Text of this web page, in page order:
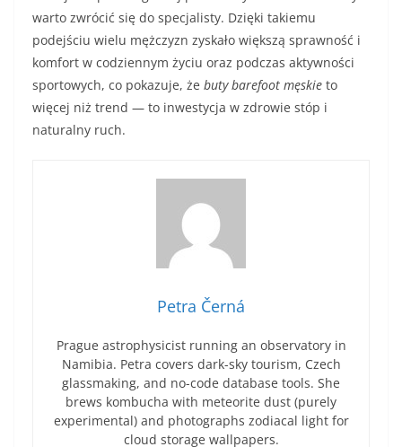
warto zwrócić się do specjalisty. Dzięki takiemu
podejściu wielu mężczyzn zyskało większą sprawność i
komfort w codziennym życiu oraz podczas aktywności
sportowych, co pokazuje, że buty barefoot męskie to
więcej niż trend — to inwestycja w zdrowie stóp i
naturalny ruch.
Petra Černá
Prague astrophysicist running an observatory in
Namibia. Petra covers dark-sky tourism, Czech
glassmaking, and no-code database tools. She
brews kombucha with meteorite dust (purely
experimental) and photographs zodiacal light for
cloud storage wallpapers.